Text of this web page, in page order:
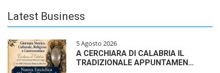
Latest Business
5 Agosto 2026
A CERCHIARA DI CALABRIA IL
TRADIZIONALE APPUNTAMEN…